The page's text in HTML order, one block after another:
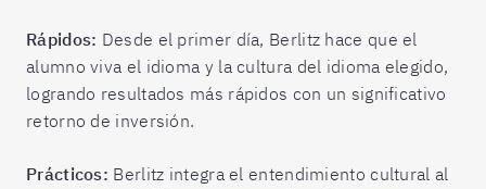
Rápidos: Desde el primer día, Berlitz hace que el
alumno viva el idioma y la cultura del idioma elegido,
logrando resultados más rápidos con un significativo
retorno de inversión.
Prácticos: Berlitz integra el entendimiento cultural al